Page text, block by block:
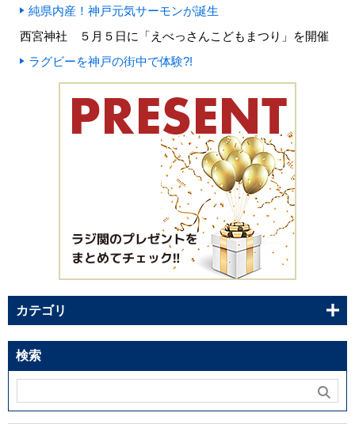
純県内産！神戸元気サーモンが誕生
西宮神社 ５月５日に「えべっさんこどもまつり」を開催
ラグビーを神戸の街中で体験?!
カテゴリ
検索